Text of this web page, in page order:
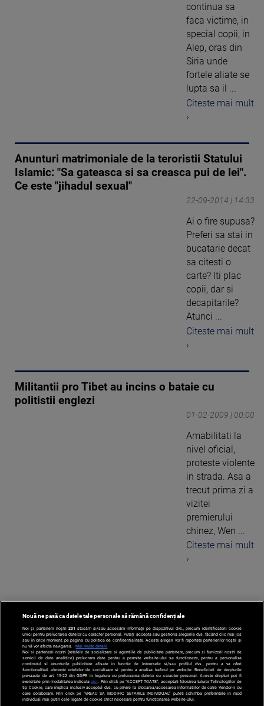
continua sa
faca victime, in
special copii, in
Alep, oras din
Siria unde
fortele aliate se
lupta sa il ...
Citeste mai mult
›
Anunturi matrimoniale de la teroristii Statului
Islamic: "Sa gateasca si sa creasca pui de lei".
Ce este "jihadul sexual"
22-09-2014 | 14:33
Ai o fire supusa?
Preferi sa stai in
bucatarie decat
sa citesti o
carte? Iti plac
copii, dar si
decapitarile?
Atunci ...
Citeste mai mult
›
Militantii pro Tibet au incins o bataie cu
politistii englezi
01-02-2009 | 00:00
Amabilitati la
nivel oficial,
proteste violente
in strada. Asa a
trecut prima zi a
vizitei
premierului
chinez, Wen ...
Citeste mai mult
›
1
Nouă ne pasă ca datele tale personale să rămână confidențiale
Noi și partenerii noștri 201 stocăm și/sau accesăm informații pe dispozitivul dvs., precum identificatorii cookie
unici pentru prelucrarea datelor cu caracter personal. Puteți accepta sau gestiona alegerile dvs. făcând clic mai jos
sau în orice moment, pe pagina cu politica de confidențialitate. Aceste alegeri vor fi raportate partenerilor noștri și
nu vă vor afecta navigarea.
Mai multe detalii
Noi si partenerii nostri (retelele de socializare si agentiile de publicitate partenere, precum si furnizorii nostri de
servicii de date analitice) prelucram date pentru a permite website-ului sa functioneze, pentru a personaliza
continutul si anunturile publicitare afisate in functie de interesele si/sau profilul dvs., pentru a va oferi
functionalitati aferente retelelor de socializare si pentru a analiza traficul pe website. Beneficiati de drepturile
prevazute de art. 15-22 din GDPR in legatura cu prelucrarea datelor cu caracter personal. Aceste drepturi pot fi
exercitate prin modalitatea indicataaici . Prin click pe “ACCEPT TOATE”, acceptati folosirea tuturor Tehnologiilor de
tip Cookie, care implica inclusiv acceptul dvs. cu privire la stocarea/accesarea informatiilor de catre Vendor-ii cu
care colaboram. Prin click pe “VREAU SA MODIFIC SETARILE INDIVIDUAL” puteti schimba preferintele in mod
individual, mai putin cele legate de cookie strict necesare pentru functionarea website-ului.